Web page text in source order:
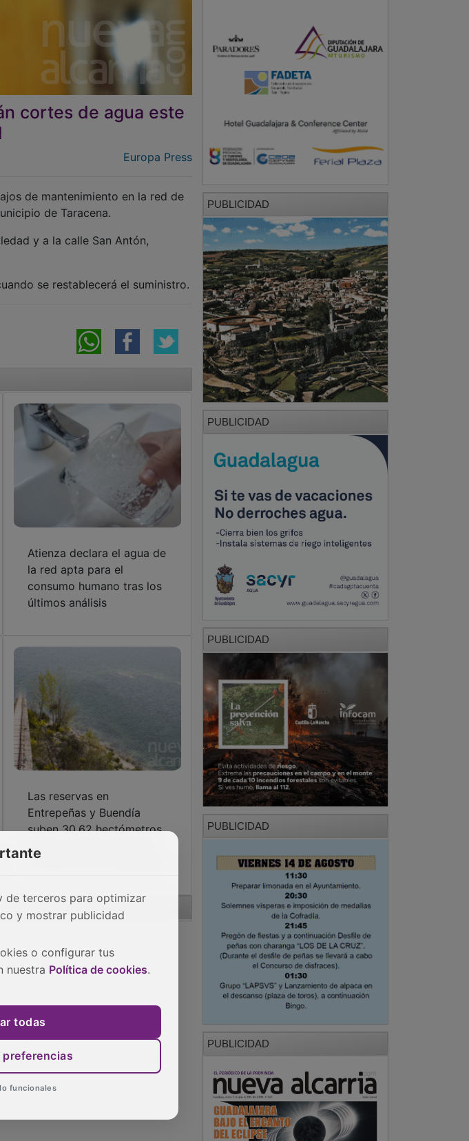
cortes de agua este
Europa Press
de mantenimiento en la red de
de Taracena.
y a la calle San Antón,
se restablecerá el suministro.
Atienza declara el agua de
la red apta para el
consumo humano tras los
últimos análisis
Las reservas en
Entrepeñas y Buendía
suben 30,62 hectómetros
hasta acumular 1.584,36,
el 64,15% de su capacidad
PUBLICIDAD
PUBLICIDAD
PUBLICIDAD
PUBLICIDAD
PUBLICIDAD
de terceros para optimizar
y mostrar publicidad
o configurar tus
nuestra Política de cookies.
todas
funcionales